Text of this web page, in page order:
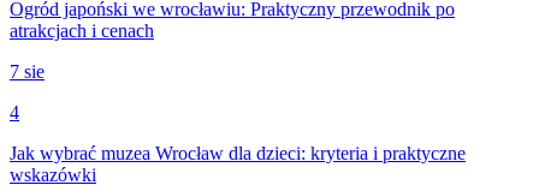
Ogród japoński we wrocławiu: Praktyczny przewodnik po
atrakcjach i cenach
7 sie
4
Jak wybrać muzea Wrocław dla dzieci: kryteria i praktyczne
wskazówki